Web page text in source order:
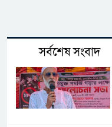
সর্বশেষ সংবাদ